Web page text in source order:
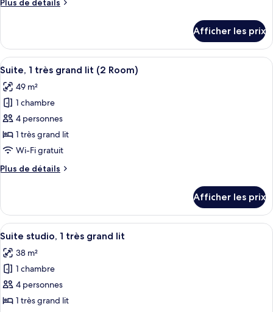
chambre :
très
grand
lit,
baignoire
(Mobility)
Plus de détails
Suite
studio,
1
grand
lit,
baignoire
(Mobility)
Afficher les prix
Afficher
toutes
les
photos
pour
ce
type
chambre :
très
grand
lit
(2
Room)
Une chambre d’hôtel équipée
7
Suite, 1 très grand lit (2 Room)
49 m²
1 chambre
4 personnes
1 très grand lit
Wi-Fi gratuit
Plus de détails
Plus
Suite,
très
lit
(2
Room)
Afficher les prix
Afficher
toutes
les
photos
pour
ce
Une chambre d’hôtel avec un lit, un
9
Suite studio, 1 très grand lit
38 m²
1 chambre
4 personnes
1 très grand lit